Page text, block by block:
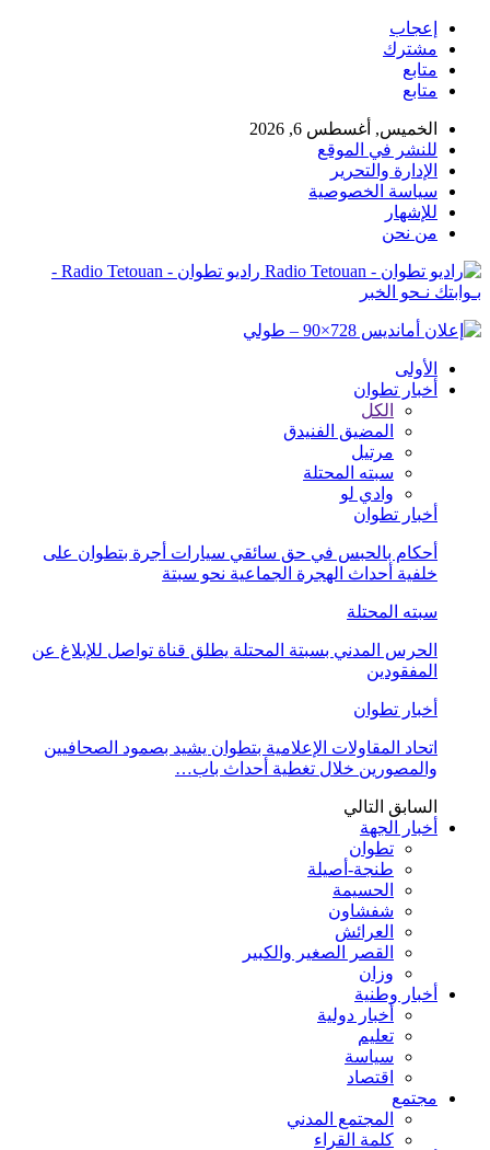
إعجاب
مشترك
متابع
متابع
الخميس, أغسطس 6, 2026
للنشر في الموقع
الإدارة والتحرير
سياسة الخصوصية
للإشهار
من نحن
راديو تطوان - Radio Tetouan -
بـوابتك نـحو الخبر
الأولى
أخبار تطوان
الكل
المضيق الفنيدق
مرتيل
سبته المحتلة
وادي لو
أخبار تطوان
أحكام بالحبس في حق سائقي سيارات أجرة بتطوان على
خلفية أحداث الهجرة الجماعية نحو سبتة
سبته المحتلة
الحرس المدني بسبتة المحتلة يطلق قناة تواصل للإبلاغ عن
المفقودين
أخبار تطوان
اتحاد المقاولات الإعلامية بتطوان يشيد بصمود الصحافيين
والمصورين خلال تغطية أحداث باب…
السابق التالي
أخبار الجهة
تطوان
طنجة-أصيلة
الحسيمة
شفشاون
العرائش
القصر الصغير والكبير
وزان
أخبار وطنية
أخبار دولية
تعليم
سياسة
اقتصاد
مجتمع
المجتمع المدني
كلمة القراء